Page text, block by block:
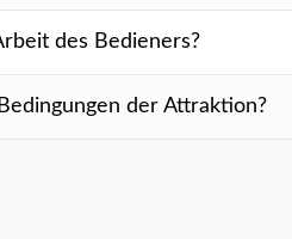
des Bedieners?
der Attraktion?